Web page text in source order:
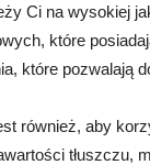
Ci na wysokiej
które
które pozwalają
również, aby
tłuszczu,